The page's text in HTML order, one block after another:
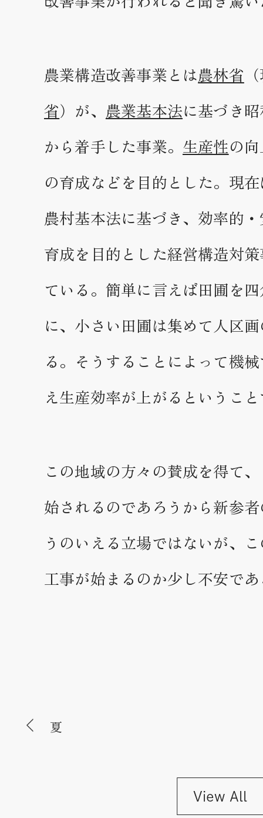
農業構造改善事業とは農林省
省）が、 農業基本法に基づき
から着手した事業。 生産性の
の育成などを目的とした。現
農村基本法に基づき、効率的
育成を目的とした経営構造対
ている。簡単に言えば田圃を
に、小さい田圃は集めて人区
る。そうすることによって機
え生産効率が上がるというこ
この地域の方々の賛成を得て
始されるのであろうから新参
うのいえる立場ではないが、
工事が始まるのか少し不安で
夏
View All